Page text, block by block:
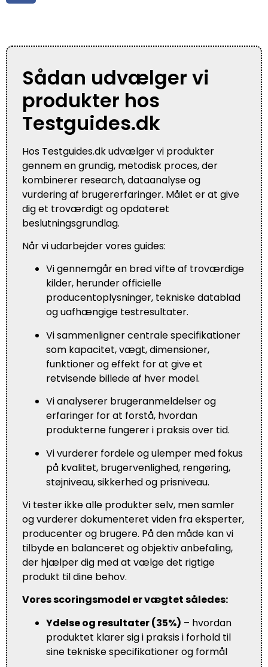
Sådan udvælger vi
produkter hos
Testguides.dk
Hos Testguides.dk udvælger vi produkter
gennem en grundig, metodisk proces, der
kombinerer research, dataanalyse og
vurdering af brugererfaringer. Målet er at give
dig et troværdigt og opdateret
beslutningsgrundlag.
Når vi udarbejder vores guides:
Vi gennemgår en bred vifte af troværdige
kilder, herunder officielle
producentoplysninger, tekniske datablad
og uafhængige testresultater.
Vi sammenligner centrale specifikationer
som kapacitet, vægt, dimensioner,
funktioner og effekt for at give et
retvisende billede af hver model.
Vi analyserer brugeranmeldelser og
erfaringer for at forstå, hvordan
produkterne fungerer i praksis over tid.
Vi vurderer fordele og ulemper med fokus
på kvalitet, brugervenlighed, rengøring,
støjniveau, sikkerhed og prisniveau.
Vi tester ikke alle produkter selv, men samler
og vurderer dokumenteret viden fra eksperter,
producenter og brugere. På den måde kan vi
tilbyde en balanceret og objektiv anbefaling,
der hjælper dig med at vælge det rigtige
produkt til dine behov.
Vores scoringsmodel er vægtet således:
Ydelse og resultater (35%) – hvordan
produktet klarer sig i praksis i forhold til
sine tekniske specifikationer og formål